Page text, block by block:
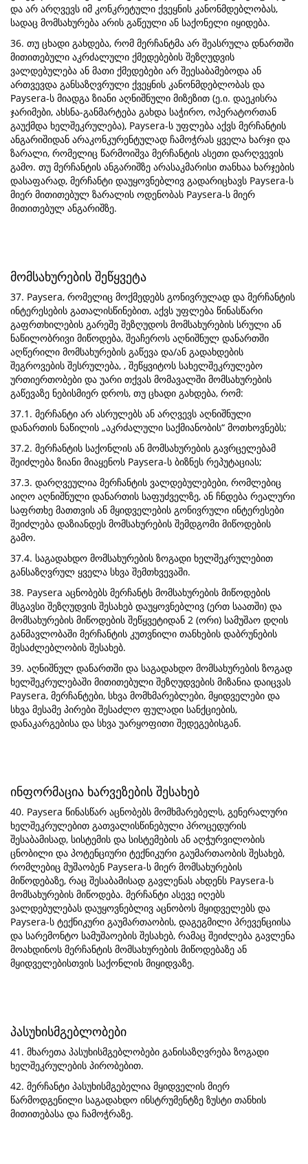
და არ არღვევს იმ კონკრეტული ქვეყნის კანონმდებლობას,
სადაც მომსახურება არის გაწეული ან საქონელი იყიდება.
36. თუ ცხადი გახდება, რომ მერჩანტმა არ შეასრულა დნართში
მითითებული აკრძალული ქმედებების შეზღუდვის
ვალდებულება ან მათი ქმედებები არ შეესაბამებოდა ან
ართვევდა განსაზღვრული ქვეყნის კანონმდებლობას და
Paysera-ს მიადგა ზიანი აღნიშნული მიზეზით (ე.ი. დაეკისრა
ჯარიმები, ახსნა-განმარტება გახდა საჭირო, ოპერატორთან
გაუქმდა ხელშეკრულება), Paysera-ს უფლება აქვს მერჩანტის
ანგარიშიდან არაკონკურენტულად ჩამოჭრას ყველა ხარჯი და
ზარალი, რომელიც წარმოიშვა მერჩანტის ასეთი დარღვევის
გამო. თუ მერჩანტის ანგარიშზე არასაკმარისი თანხაა ხარჯების
დასაფარად, მერჩანტი დაუყოვნებლივ გადარიცხავს Paysera-ს
მიერ მითითებულ ზარალის ოდენობას Paysera-ს მიერ
მითითებულ ანგარიშზე.
მომსახურების შეწყვეტა
37. Paysera, რომელიც მოქმედებს გონივრულად და მერჩანტის
ინტერესების გათალისწინებით, აქვს უფლება წინასწარი
გაფრთხილების გარეშე შეზღუდოს მომსახურების სრული ან
ნაწილობრივი მიწოდება, შეაჩეროს აღნიშნულ დანართში
აღწერილი მომსახურების გაწევა და/ან გადახდების
შეგროვების შესრულება, , შეწყვიტოს სახელშეკრულებო
ურთიერთობები და უარი თქვას მომავალში მომსახურების
გაწევაზე ნებისმიერ დროს, თუ ცხადი გახდება, რომ:
37.1. მერჩანტი არ ასრულებს ან არღვევს აღნიშნული
დანართის ნაწილის „აკრძალული საქმიანობის“ მოთხოვნებს;
37.2. მერჩანტის საქონლის ან მომსახურების გავრცელებამ
შეიძლება ზიანი მიაყენოს Paysera-ს ბიზნეს რეპუტაციას;
37.3. დარღვეულია მერჩანტის ვალდებულებები, რომლებიც
აიღო აღნიშნული დანართის საფუძველზე, ან ჩნდება რეალური
საფრთხე მათთვის ან მყიდველების გონივრული ინტერესები
შეიძლება დაზიანდეს მომსახურების შემდგომი მიწოდების
გამო.
37.4. საგადახდო მომსახურების ზოგადი ხელშეკრულებით
განსაზღვრულ ყველა სხვა შემთხვევაში.
38. Paysera აცნობებს მერჩანტს მომსახურების მიწოდების
მსგავსი შეზღუდვის შესახებ დაუყოვნებლივ (ერთ საათში) და
მომსახურების მიწოდების შეწყვეტიდან 2 (ორი) სამუშაო დღის
განმავლობაში მერჩანტის კუთვნილი თანხების დაბრუნების
შესაძლებლობის შესახებ.
39. აღნიშნულ დანართში და საგადახდო მომსახურების ზოგად
ხელშეკრულებაში მითითებული შეზღუდვების მიზანია დაიცვას
Paysera, მერჩანტები, სხვა მომხმარებლები, მყიდველები და
სხვა მესამე პირები შესაძლო ფულადი სანქციების,
დანაკარგებისა და სხვა უარყოფითი შედეგებისგან.
ინფორმაცია ხარვეზების შესახებ
40. Paysera წინასწარ აცნობებს მომხმარებელს, გენერალური
ხელშეკრულებით გათვალისწინებული პროცედურის
შესაბამისად, სისტემის და სისტემების ან აღჭურვილობის
ცნობილი და პოტენციური ტექნიკური გაუმართაობის შესახებ,
რომლებიც მუშაობენ Paysera-ს მიერ მომსახურების
მიწოდებაზე, რაც შესაბამისად გავლენას ახდენს Paysera-ს
მომსახურების მიწოდება. მერჩანტი ასევე იღებს
ვალდებულებას დაუყოვნებლივ აცნობოს მყიდველებს და
Paysera-ს ტექნიკური გაუმართაობის, დაგეგმილი პრევენციისა
და სარემონტო სამუშაოების შესახებ, რამაც შეიძლება გავლენა
მოახდინოს მერჩანტის მომსახურების მიწოდებაზე ან
მყიდველებისთვის საქონლის მიყიდვაზე.
პასუხისმგებლობები
41. მხარეთა პასუხისმგებლობები განისაზღვრება ზოგადი
ხელშეკრულების პირობებით.
42. მერჩანტი პასუხისმგებელია მყიდველის მიერ
წარმოდგენილი საგადახდო ინსტრუმენტზე ზუსტი თანხის
მითითებასა და ჩამოჭრაზე.